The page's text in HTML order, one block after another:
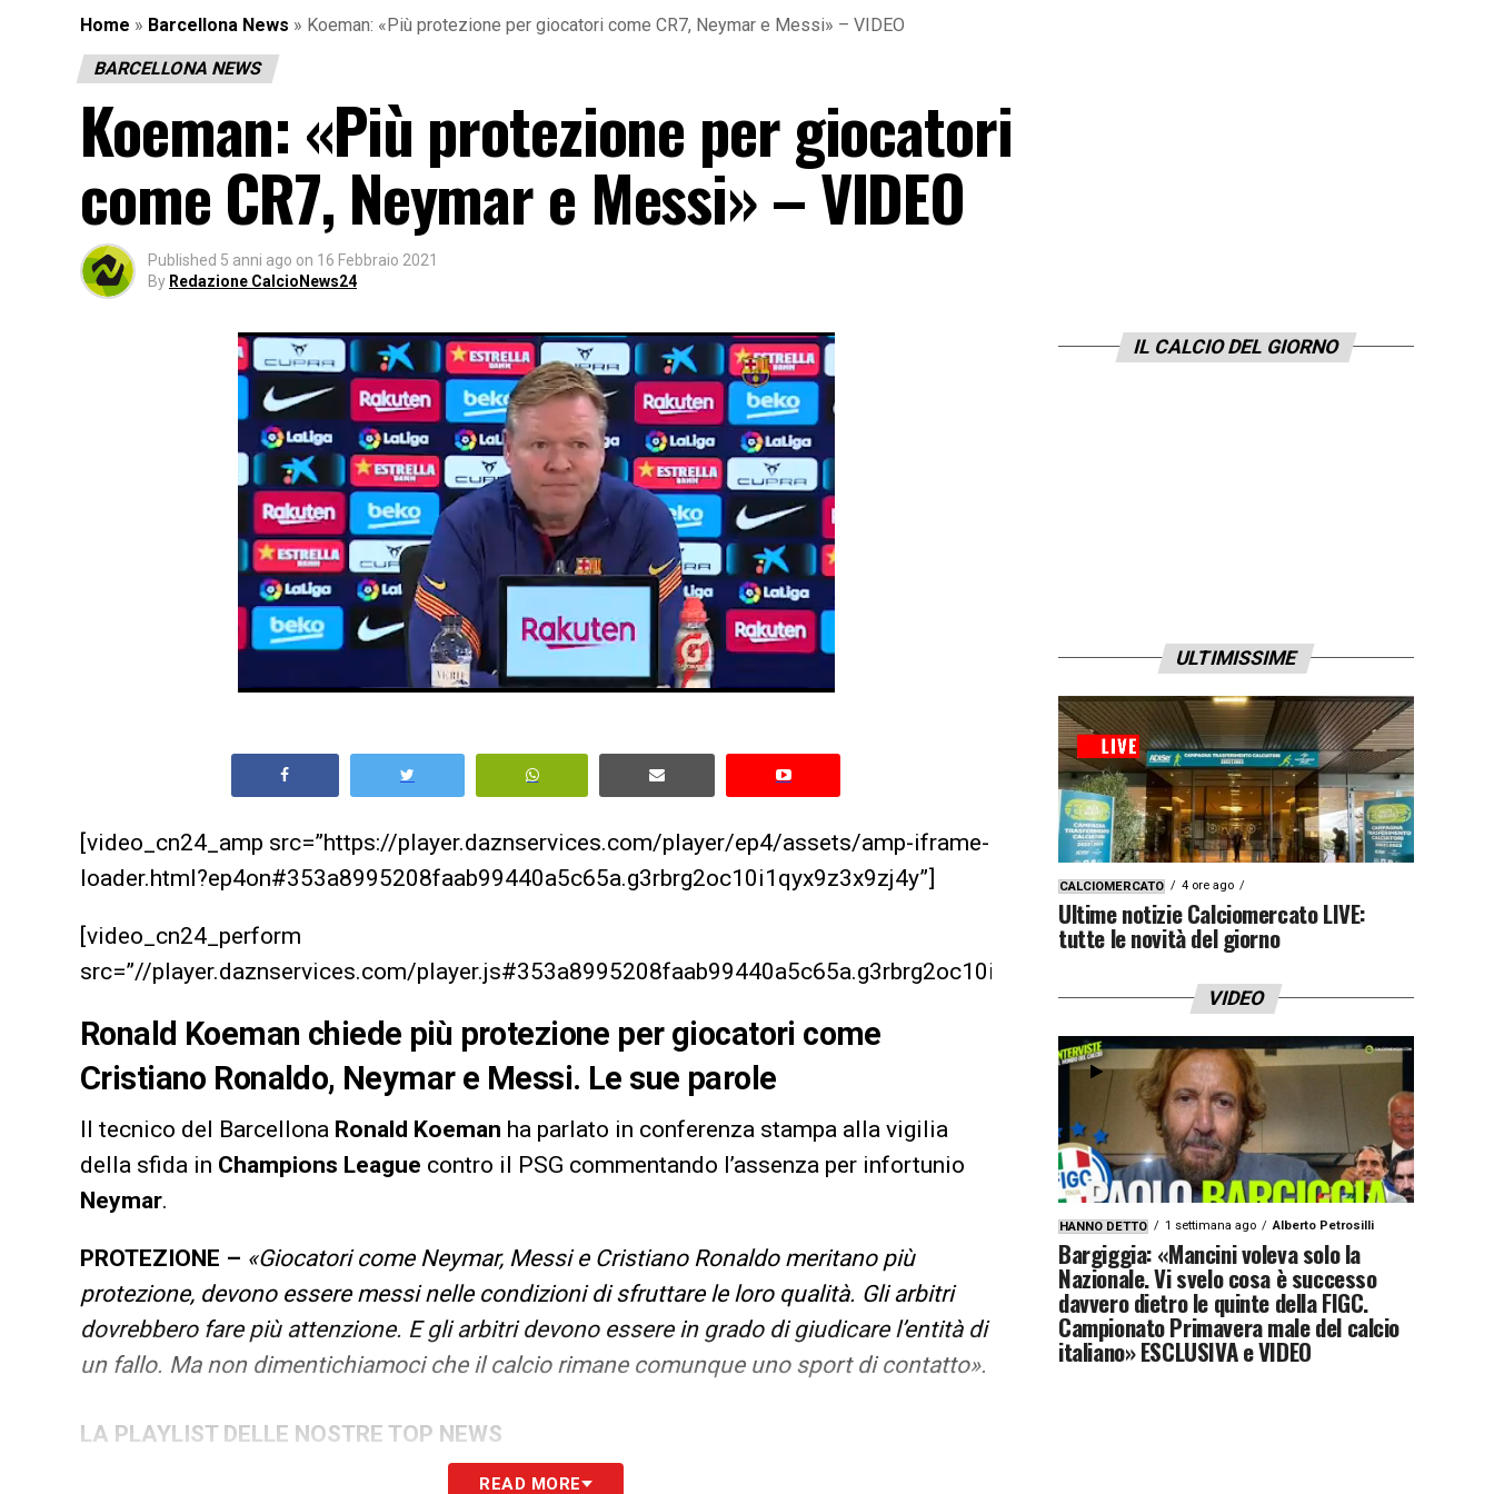
Home » Barcellona News » Koeman: «Più protezione per giocatori come CR7, Neymar e Messi» – VIDEO
BARCELLONA NEWS
Koeman: «Più protezione per giocatori
come CR7, Neymar e Messi» – VIDEO
Published 5 anni ago on 16 Febbraio 2021
By Redazione CalcioNews24
[video_cn24_amp src=”https://player.daznservices.com/player/ep4/assets/amp-iframe-
loader.html?ep4on#353a8995208faab99440a5c65a.g3rbrg2oc10i1qyx9z3x9zj4y”]
[video_cn24_perform
src=”//player.daznservices.com/player.js#353a8995208faab99440a5c65a.g3rbrg2oc10i1qyx9z3x9zj4y”]
Ronald Koeman chiede più protezione per giocatori come
Cristiano Ronaldo, Neymar e Messi. Le sue parole
Il tecnico del Barcellona Ronald Koeman ha parlato in conferenza stampa alla vigilia
della sfida in Champions League contro il PSG commentando l’assenza per infortunio
Neymar.
PROTEZIONE – «Giocatori come Neymar, Messi e Cristiano Ronaldo meritano più
protezione, devono essere messi nelle condizioni di sfruttare le loro qualità. Gli arbitri
dovrebbero fare più attenzione. E gli arbitri devono essere in grado di giudicare l’entità di
un fallo. Ma non dimentichiamoci che il calcio rimane comunque uno sport di contatto».
LA PLAYLIST DELLE NOSTRE TOP NEWS
READ MORE
IL CALCIO DEL GIORNO
ULTIMISSIME
CALCIOMERCATO 4 ore ago
Ultime notizie Calciomercato LIVE:
tutte le novità del giorno
VIDEO
HANNO DETTO 1 settimana ago Alberto Petrosilli
Bargiggia: «Mancini voleva solo la
Nazionale. Vi svelo cosa è successo
davvero dietro le quinte della FIGC.
Campionato Primavera male del calcio
italiano» ESCLUSIVA e VIDEO